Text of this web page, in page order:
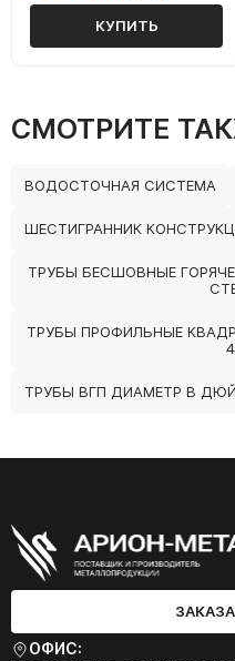
КУПИТЬ
СМОТРИТЕ
ВОДОСТОЧНАЯ СИСТЕМА
ШЕСТИГРАННИК
ТРУБЫ БЕСШОВНЫЕ
ТРУБЫ ПРОФИЛЬНЫЕ
ТРУБЫ ВГП ДИАМЕТР В
ОФИС: